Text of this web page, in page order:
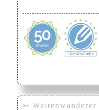
➳ Weltenwanderer